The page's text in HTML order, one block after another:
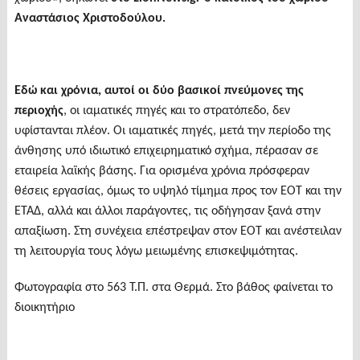
Αναστάσιος Χριστοδούλου.
Εδώ και χρόνια, αυτοί οι δύο βασικοί πνεύμονες της
περιοχής, οι ιαματικές πηγές και το στρατόπεδο, δεν
υφίστανται πλέον. Οι ιαματικές πηγές, μετά την περίοδο της
άνθησης υπό ιδιωτικό επιχειρηματικό σχήμα, πέρασαν σε
εταιρεία λαϊκής βάσης. Για ορισμένα χρόνια πρόσφεραν
θέσεις εργασίας, όμως το υψηλό τίμημα προς τον ΕΟΤ και την
ΕΤΑΔ, αλλά και άλλοι παράγοντες, τις οδήγησαν ξανά στην
απαξίωση. Στη συνέχεια επέστρεψαν στον ΕΟΤ και ανέστειλαν
τη λειτουργία τους λόγω μειωμένης επισκεψιμότητας.
Φωτογραφία στο 563 Τ.Π. στα Θερμά. Στο βάθος φαίνεται το
διοικητήριο